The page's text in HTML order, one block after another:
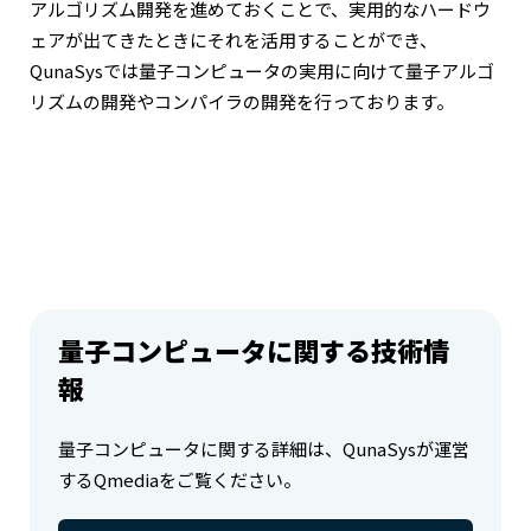
アルゴリズム開発を進めておくことで、実用的なハードウ
ェアが出てきたときにそれを活用することができ、
QunaSysでは量子コンピュータの実用に向けて量子アルゴ
リズムの開発やコンパイラの開発を行っております。
量子コンピュータに関する技術情
報
量子コンピュータに関する詳細は、QunaSysが運営
するQmediaをご覧ください。